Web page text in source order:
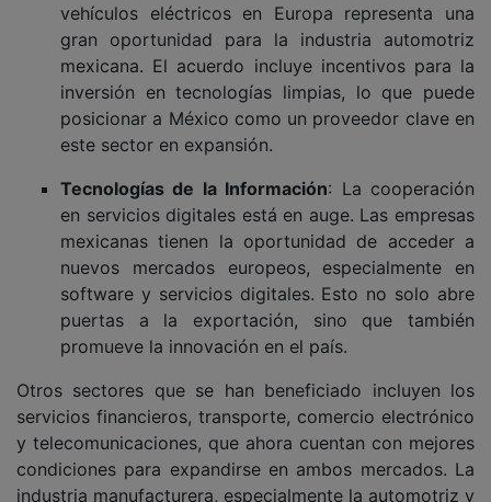
vehículos eléctricos en Europa representa una
gran oportunidad para la industria automotriz
mexicana. El acuerdo incluye incentivos para la
inversión en tecnologías limpias, lo que puede
posicionar a México como un proveedor clave en
este sector en expansión.
Tecnologías de la Información: La cooperación
en servicios digitales está en auge. Las empresas
mexicanas tienen la oportunidad de acceder a
nuevos mercados europeos, especialmente en
software y servicios digitales. Esto no solo abre
puertas a la exportación, sino que también
promueve la innovación en el país.
Otros sectores que se han beneficiado incluyen los
servicios financieros, transporte, comercio electrónico
y telecomunicaciones, que ahora cuentan con mejores
condiciones para expandirse en ambos mercados. La
industria manufacturera, especialmente la automotriz y